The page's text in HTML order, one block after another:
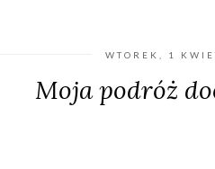
WTOREK, 1
Moja podróż